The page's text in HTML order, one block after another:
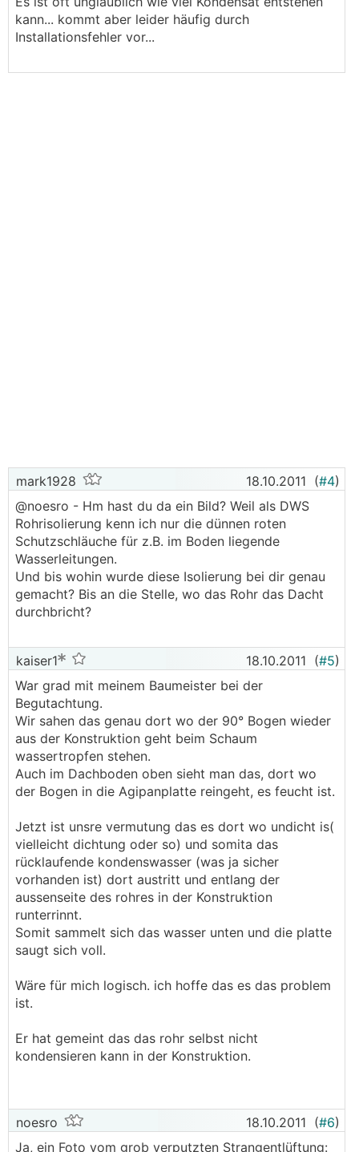
kann... kommt aber leider häufig durch
Installationsfehler vor...
mark1928 18.10.2011 (#4)
@noesro - Hm hast du da ein Bild? Weil als DWS
Rohrisolierung kenn ich nur die dünnen roten
Schutzschläuche für z.B. im Boden liegende
Wasserleitungen.
Und bis wohin wurde diese Isolierung bei dir genau
gemacht? Bis an die Stelle, wo das Rohr das Dacht
durchbricht?
kaiser1 18.10.2011 (#5)
War grad mit meinem Baumeister bei der
Begutachtung.
Wir sahen das genau dort wo der 90° Bogen wieder
aus der Konstruktion geht beim Schaum
wassertropfen stehen.
Auch im Dachboden oben sieht man das, dort wo
der Bogen in die Agipanplatte reingeht, es feucht ist.
Jetzt ist unsre vermutung das es dort wo undicht is(
vielleicht dichtung oder so) und somita das
rücklaufende kondenswasser (was ja sicher
vorhanden ist) dort austritt und entlang der
aussenseite des rohres in der Konstruktion
runterrinnt.
Somit sammelt sich das wasser unten und die platte
saugt sich voll.
Wäre für mich logisch. ich hoffe das es das problem
ist.
Er hat gemeint das das rohr selbst nicht
kondensieren kann in der Konstruktion.
noesro 18.10.2011 (#6)
Ja, ein Foto vom grob verputzten Strangentlüftung: